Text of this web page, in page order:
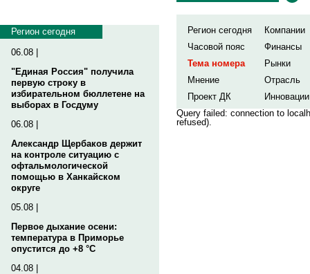
Регион сегодня
06.08 |
"Единая Россия" получила
первую строку в
избирательном бюллетене на
выборах в Госдуму
06.08 |
Александр Щербаков держит
на контроле ситуацию с
офтальмологической
помощью в Ханкайском
округе
05.08 |
Первое дыхание осени:
температура в Приморье
опустится до +8 °C
04.08 |
Регион сегодня
Компании
Часовой пояс
Финансы
Тема номера
Рынки
Мнение
Отрасль
Проект ДК
Инновации
Query failed: connection to
refused).